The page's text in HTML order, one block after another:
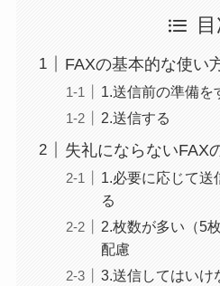
FAXの基本的な使い
1.送信前の準備を
2.送信する
失礼にならないFAX
1.必要に応じて送
る
2.枚数が多い（5
配慮
3.送信してはいけ